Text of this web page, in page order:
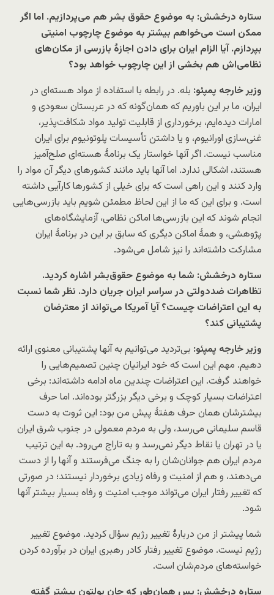
ستاره درخشش: به موضوع حقوق بشر هم می‌پردازیم. اما اگر
ممکن است می‌خواهم بیشتر به موضوع چارچوب امنیتی
بپردازم. آیا الزام ایران برای دادن اجازهٔ‌ بازرسی از مکان‌های
نظامی‌اش هم بخشی از این چارچوب خواهد بود؟
وزیر خارجه پمپئو: بله. در رابطه با استفاده از مواد هسته‌ای در
ایران، ما بر این باوریم که همان‌گونه که در عربستان سعودی و
امارات دیده‌ایم، برخورداری از قابلیت تولید مواد شکافت‌پذیر،
غنی‌سازی اورانیوم، و یا داشتن تأسیسات پلوتونیوم برای ایران
مناسب نیست. اگر آنها خواستار یک برنامهٔ هسته‌ای صلح‌آمیز
هستند، اشکالی ندارد. اما آنها باید مانند کشورهای دیگر آن مواد را
وارد کنند و این راهی است که برای خیلی از کشورها کارآیی داشته
است. و برای این که ما از این لحاظ مطمئن شویم باید بازرسی‌هایی
انجام شوند که این بازرسی‌ها اماکن نظامی، آزمایشگاه‌های
پژوهشی، و همهٔ اماکن دیگری که سابق بر این در برنامهٔ ایران
مشارکت داشته‌اند را نیز شامل می‌شود.
ستاره درخشش: شما به موضوع حقوق‌بشر اشاره کردید.
تظاهرات ضددولتی در سراسر ایران جریان دارد. نظر شما نسبت
به این اعتراضات چیست؟ آیا آمریکا می‌تواند از معترضان
پشتیبانی کند؟
وزیر خارجه پمپئو: بی‌تردید می‌توانیم به آنها پشتیبانی معنوی ارائه
دهیم. مهم این است که خود ایرانیان چنین تصمیم‌هایی را
خواهند گرفت. این اعتراضات چندین ماه ادامه داشته‌اند: برخی
اعتراضات بسیار کوچک و برخی دیگر بزرگتر بوده‌اند. اما حرف
بیشترشان همان حرف هفتهٔ پیش من بود: این ثروت به دست
قاسم سلیمانی می‌رسد، ولی به مردم معمولی در جنوب شرق ایران
یا در تهران یا نقاط دیگر نمی‌رسد و به تاراج می‌رود. به این ترتیب
مردم ایران هم جوانان‌شان را به جنگ می‌فرستند و آنها را از دست
می‌دهند، و هم از امنیت و رفاه زیادی برخوردار نیستند؛ در صورتی
که تغییر رفتار ایران می‌تواند موجب امنیت و رفاه بسیار بیشتر آنها
شود.
شما پیشتر از من دربارهٔ تغییر رژیم سؤال کردید. موضوع تغییر
رژیم نیست. موضوع تغییر رفتار کادر رهبری ایران در برآورده کردن
خواسته‌های مردم‌شان است.